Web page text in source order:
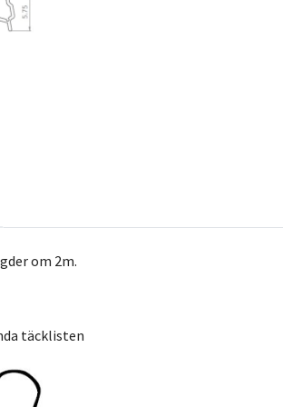
om 2m.
täcklisten